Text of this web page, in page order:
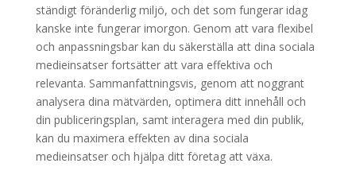
ständigt föränderlig miljö, och det som fungerar idag
kanske inte fungerar imorgon. Genom att vara flexibel
och anpassningsbar kan du säkerställa att dina sociala
medieinsatser fortsätter att vara effektiva och
relevanta. Sammanfattningsvis, genom att noggrant
analysera dina mätvärden, optimera ditt innehåll och
din publiceringsplan, samt interagera med din publik,
kan du maximera effekten av dina sociala
medieinsatser och hjälpa ditt företag att växa.